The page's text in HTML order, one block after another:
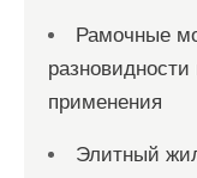
Рамочные
разновидности
применения
Элитный